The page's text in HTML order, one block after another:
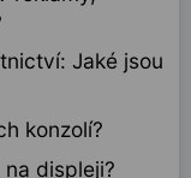
Jaké jsou
konzolí?
displeji?